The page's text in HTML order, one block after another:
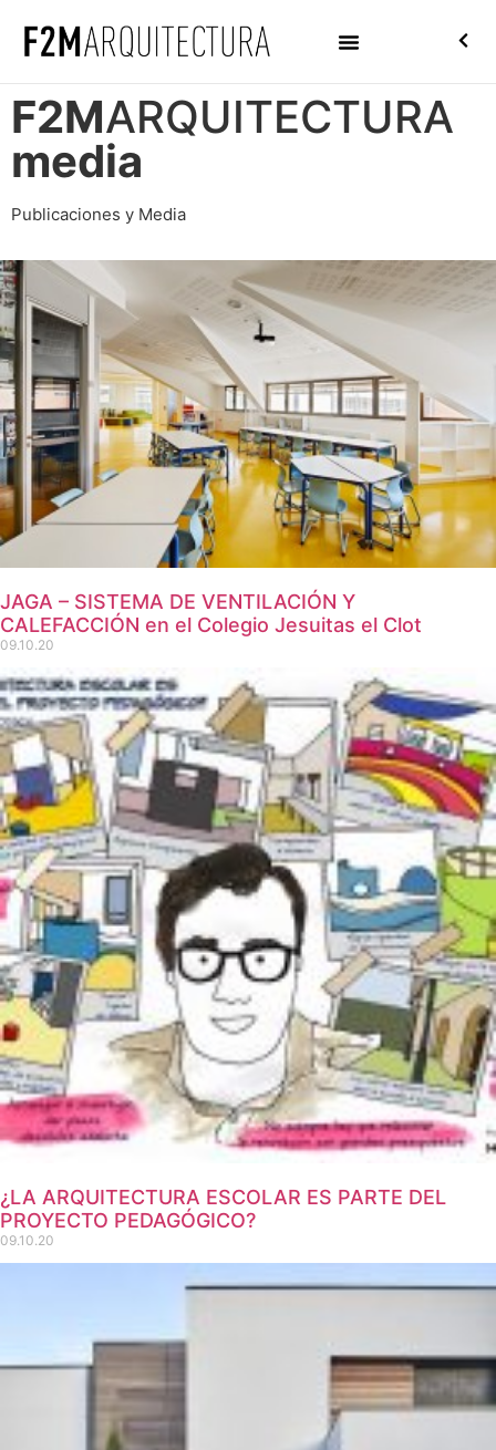
F2MARQUITECTURA
media
Publicaciones y Media
JAGA – SISTEMA DE VENTILACIÓN Y
CALEFACCIÓN en el Colegio Jesuitas el Clot
09.10.20
¿LA ARQUITECTURA ESCOLAR ES PARTE DEL
PROYECTO PEDAGÓGICO?
09.10.20